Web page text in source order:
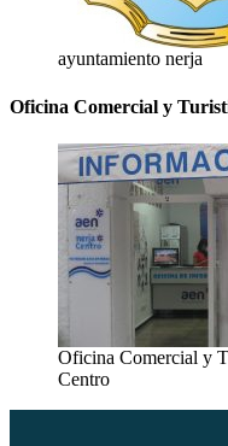
ayuntamiento nerja
Oficina Comercial y
Oficina Comercial y
Centro